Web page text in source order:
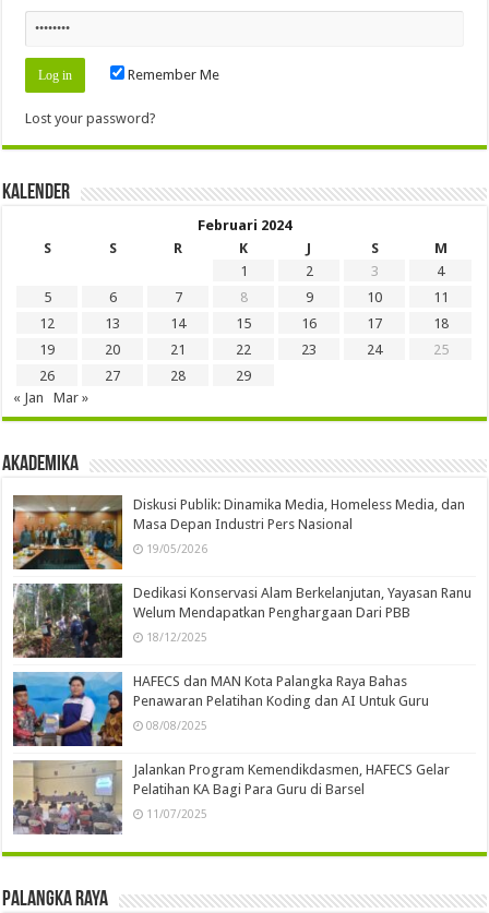
Remember Me
Lost your password?
Kalender
Februari 2024
S
S R K J S
M
1
2 3
4
5
6 7 8 9 10
11
12
13 14 15 16 17
18
19
20 21 22 23 24
25
26
27 28
29
« Jan
Mar »
Akademika
Diskusi Publik: Dinamika Media, Homeless Media, dan
Masa Depan Industri Pers Nasional
19/05/2026
Dedikasi Konservasi Alam Berkelanjutan, Yayasan Ranu
Welum Mendapatkan Penghargaan Dari PBB
18/12/2025
HAFECS dan MAN Kota Palangka Raya Bahas
Penawaran Pelatihan Koding dan AI Untuk Guru
08/08/2025
Jalankan Program Kemendikdasmen, HAFECS Gelar
Pelatihan KA Bagi Para Guru di Barsel
11/07/2025
Palangka Raya